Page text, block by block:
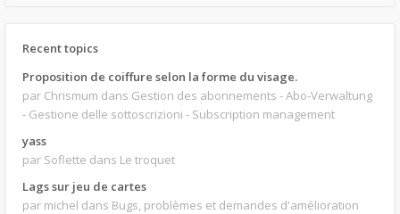
Recent topics
Proposition de coiffure selon la forme du visage.
par Chrismum dans Gestion des abonnements - Abo-Verwaltung
- Gestione delle sottoscrizioni - Subscription management
yass
par Soflette dans Le troquet
Lags sur jeu de cartes
par michel dans Bugs, problèmes et demandes d'amélioration